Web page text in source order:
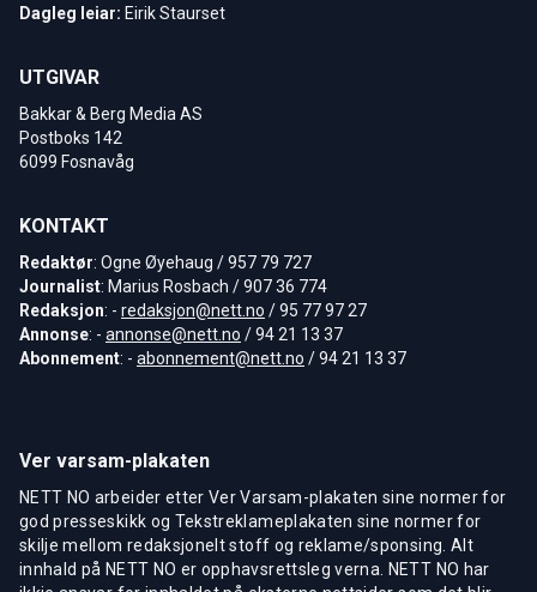
Dagleg leiar: Eirik Staurset
UTGIVAR
Bakkar & Berg Media AS
Postboks 142
6099 Fosnavåg
KONTAKT
Redaktør: Ogne Øyehaug / 957 79 727
Journalist: Marius Rosbach / 907 36 774
Redaksjon: - redaksjon@nett.no / 95 77 97 27
Annonse: - annonse@nett.no / 94 21 13 37
Abonnement: - abonnement@nett.no / 94 21 13 37
Ver varsam-plakaten
NETT NO arbeider etter Ver Varsam-plakaten sine normer for
god presseskikk og Tekstreklameplakaten sine normer for
skilje mellom redaksjonelt stoff og reklame/sponsing. Alt
innhald på NETT NO er opphavsrettsleg verna. NETT NO har